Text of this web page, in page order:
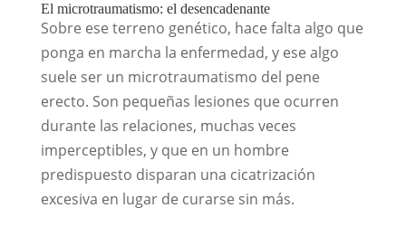
El microtraumatismo: el desencadenante
Sobre ese terreno genético, hace falta algo que
ponga en marcha la enfermedad, y ese algo
suele ser un microtraumatismo del pene
erecto. Son pequeñas lesiones que ocurren
durante las relaciones, muchas veces
imperceptibles, y que en un hombre
predispuesto disparan una cicatrización
excesiva en lugar de curarse sin más.